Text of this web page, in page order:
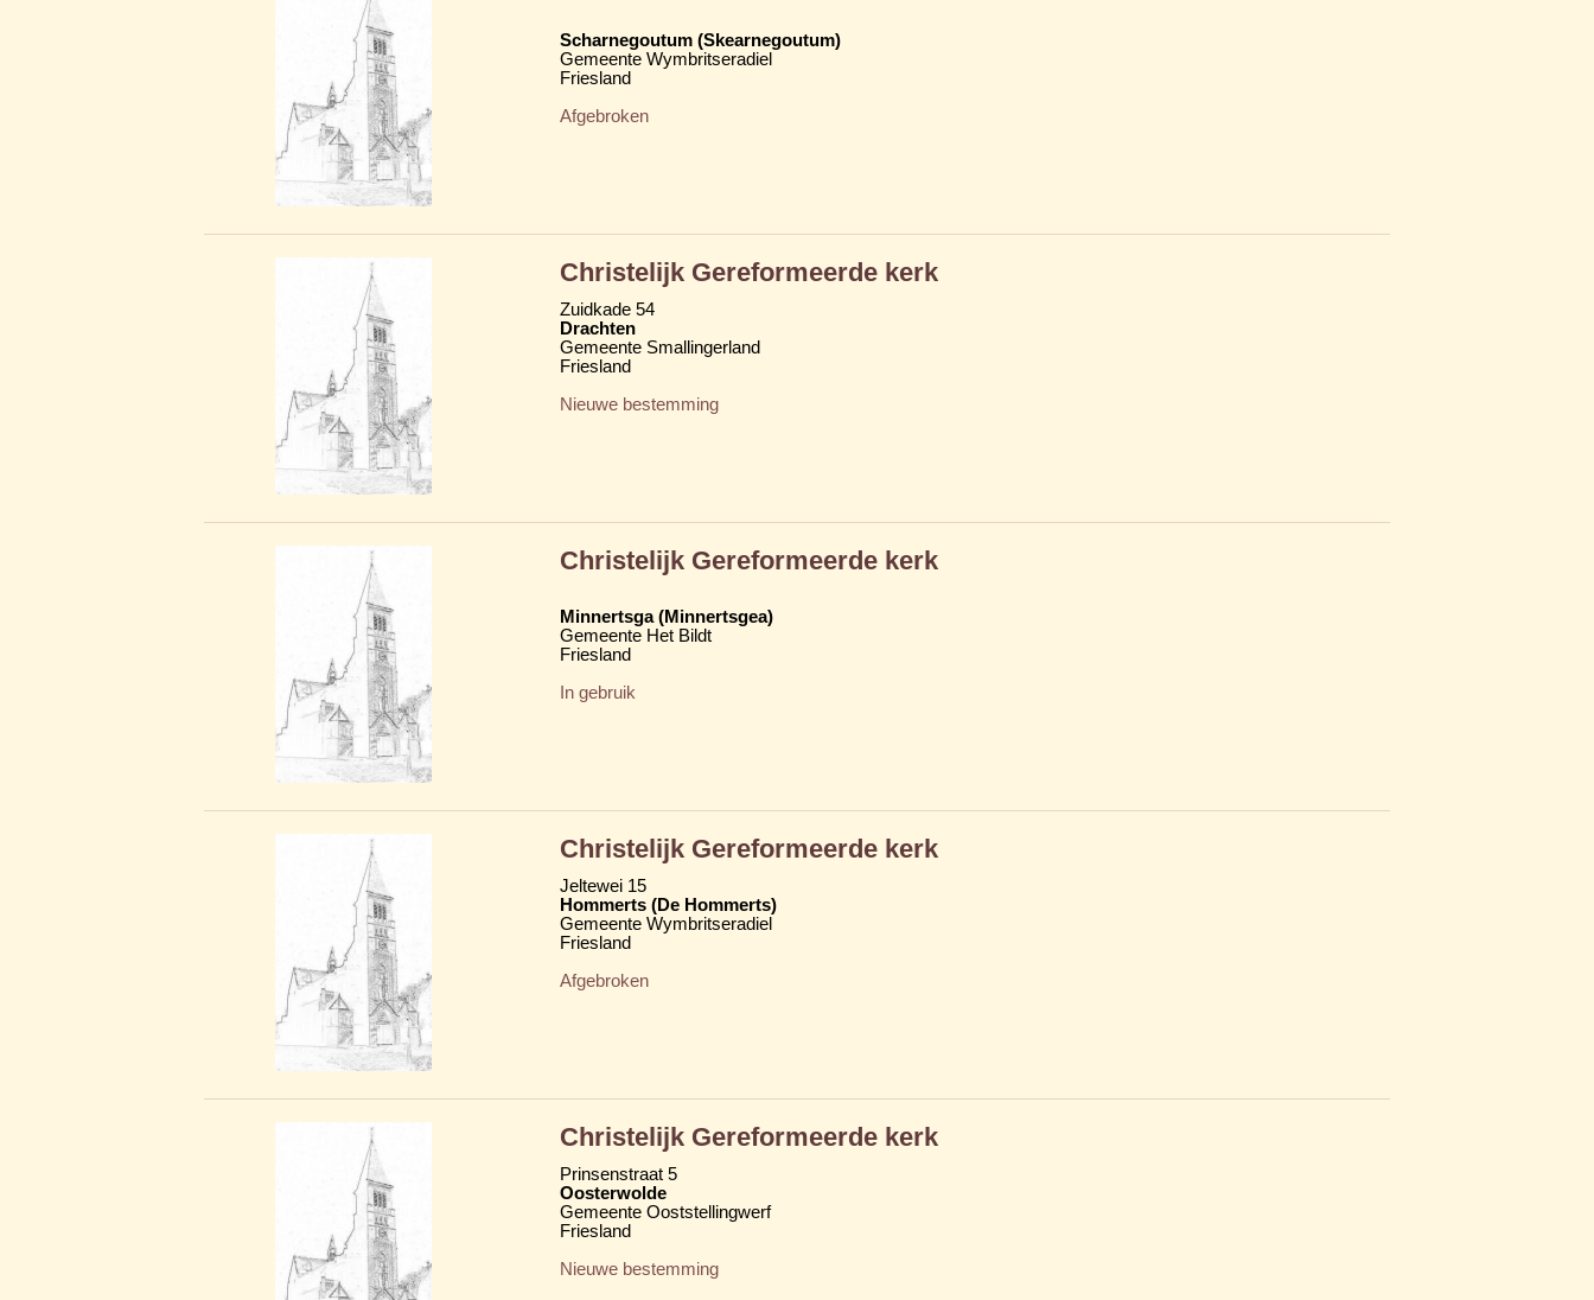
Scharnegoutum (Skearnegoutum)
Gemeente Wymbritseradiel
Friesland
Afgebroken
Christelijk Gereformeerde kerk
Zuidkade 54
Drachten
Gemeente Smallingerland
Friesland
Nieuwe bestemming
Christelijk Gereformeerde kerk
Minnertsga (Minnertsgea)
Gemeente Het Bildt
Friesland
In gebruik
Christelijk Gereformeerde kerk
Jeltewei 15
Hommerts (De Hommerts)
Gemeente Wymbritseradiel
Friesland
Afgebroken
Christelijk Gereformeerde kerk
Prinsenstraat 5
Oosterwolde
Gemeente Ooststellingwerf
Friesland
Nieuwe bestemming